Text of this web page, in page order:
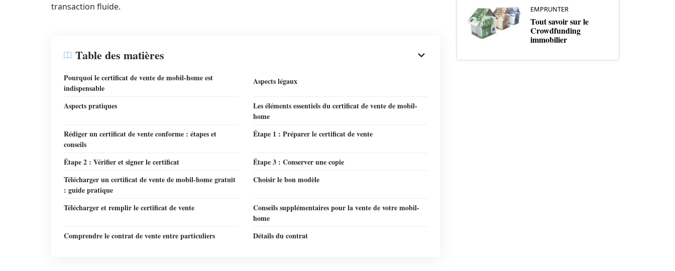
transaction fluide.
Table des matières
Pourquoi le certificat de vente de mobil-home est
indispensable
Aspects légaux
Aspects pratiques
Les éléments essentiels du certificat de vente de mobil-
home
Rédiger un certificat de vente conforme : étapes et
conseils
Étape 1 : Préparer le certificat de vente
Étape 2 : Vérifier et signer le certificat
Étape 3 : Conserver une copie
Télécharger un certificat de vente de mobil-home gratuit
: guide pratique
Choisir le bon modèle
Télécharger et remplir le certificat de vente
Conseils supplémentaires pour la vente de votre mobil-
home
Comprendre le contrat de vente entre particuliers
Détails du contrat
EMPRUNTER
Tout savoir sur le
Crowdfunding
immobilier